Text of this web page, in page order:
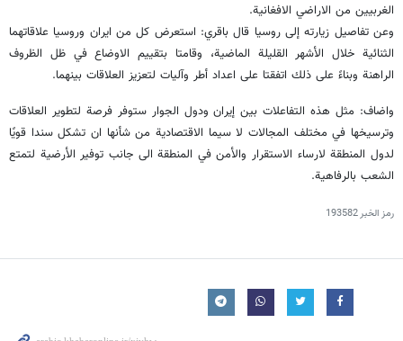
الغربيین من الاراضي الافغانية.
وعن تفاصيل زيارته إلى روسيا قال باقري: استعرض كل من ايران وروسيا علاقاتهما
الثنائية خلال الأشهر القليلة الماضية، وقامتا بتقييم الاوضاع في ظل الظروف
الراهنة وبناءً على ذلك اتفقتا على اعداد أطر وآليات لتعزيز العلاقات بينهما.
واضاف: مثل هذه التفاعلات بين إيران ودول الجوار ستوفر فرصة لتطوير العلاقات
وترسيخها في مختلف المجالات لا سيما الاقتصادية من شأنها ان تشكل سندا قويًا
لدول المنطقة لارساء الاستقرار والأمن في المنطقة الى جانب توفير الأرضية لتمتع
الشعب بالرفاهية.
رمز الخبر193582